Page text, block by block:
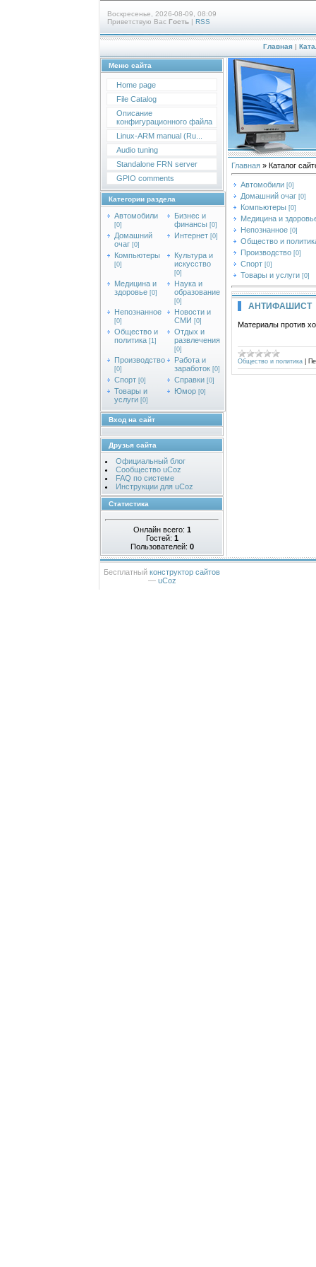
Воскресенье, 2026-08-09, 08:09
Приветствую Вас Гость | RSS
Главная|
Меню сайта
Home page
File Catalog
Описание
конфигурационного файла
Linux-ARM manual (Ru...
Audio tuning
Standalone FRN server
GPIO comments
Категории раздела
Автомобили
[0]
Бизнес и
финансы [0]
Домашний
очаг [0]
Интернет [0]
Компьютеры
[0]
Культура и
искусство
[0]
Медицина и
здоровье [0]
Наука и
образование
[0]
Непознанное
[0]
Новости и
СМИ [0]
Общество и
политика [1]
Отдых и
развлечения
[0]
Производство
[0]
Работа и
заработок [0]
Спорт [0] Справки [0]
Товары и
услуги [0]
Юмор [0]
Вход на сайт
Друзья сайта
Официальный блог
Сообщество uCoz
FAQ по системе
Инструкции для uCoz
Статистика
Онлайн всего: 1
Гостей: 1
Пользователей: 0
Главная » Каталог
Автомобили [0]
Домашний очаг [0]
Компьютеры [0]
Медицина и
Непознанное [0]
Общество и
Производство [0]
Спорт [0]
Товары и услуги [0]
АНТИФАШИСТ
Материалы против
Общество и политика
Бесплатный конструктор сайтов
— uCoz